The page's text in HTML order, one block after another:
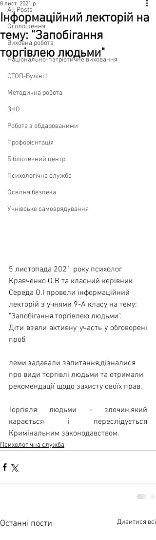
All Posts
Оголошення
Виховна робота
Національно-патріотичне виховання
СТОП-Булінг!
Методична робота
ЗНО
Робота з обдарованими
Профорієнтація
Бібліотечний центр
Психологічна служба
Освітня безпека
Учнівське самоврядування
Інформаційний лекторій на
тему: "Запобігання
торгівлею людьми"
8 лист. 2021 р.
5 листопада 2021 року психолог
Кравченко О.В та класний керівник
Середа О.І провели інформаційний
лекторій з учнями 9-А класу на тему:
"Запобігання торгівлею людьми".
Діти взяли активну участь у обговорені
проб
леми,задавали запитання,дізналися
про види торгівлі людьми та отримали
рекомендації щодо захисту своїх прав.
Торгівля людьми - злочин,який
карається і переслідується
Кримінальним законодавством.
Психологічна служба
Останні пости Дивитися всі